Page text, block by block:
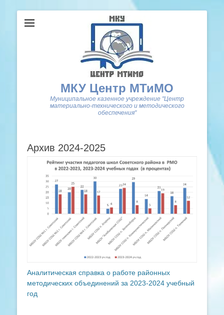
МКУ Центр МТиМО
Муниципальное казенное учреждение "Центр
материально-технического и методического
обеспечения"
Архив 2024-2025
Аналитическая справка о работе районных
методических объединений за 2023-2024 учебный
год